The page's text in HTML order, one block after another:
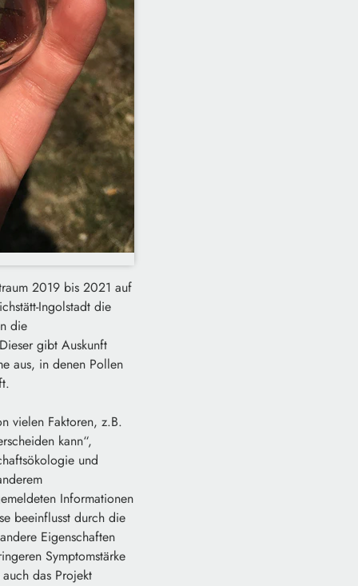
2019 bis 2021 auf
Ingolstadt die
die
gibt Auskunft
aus, in denen Pollen
vielen Faktoren, z.B.
kann“,
und
Informationen
beeinflusst durch die
Eigenschaften
Symptomstärke
das Projekt